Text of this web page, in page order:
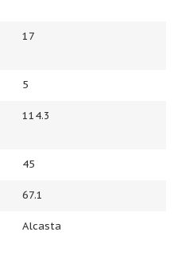
17
5
114.3
45
67.1
Alcasta